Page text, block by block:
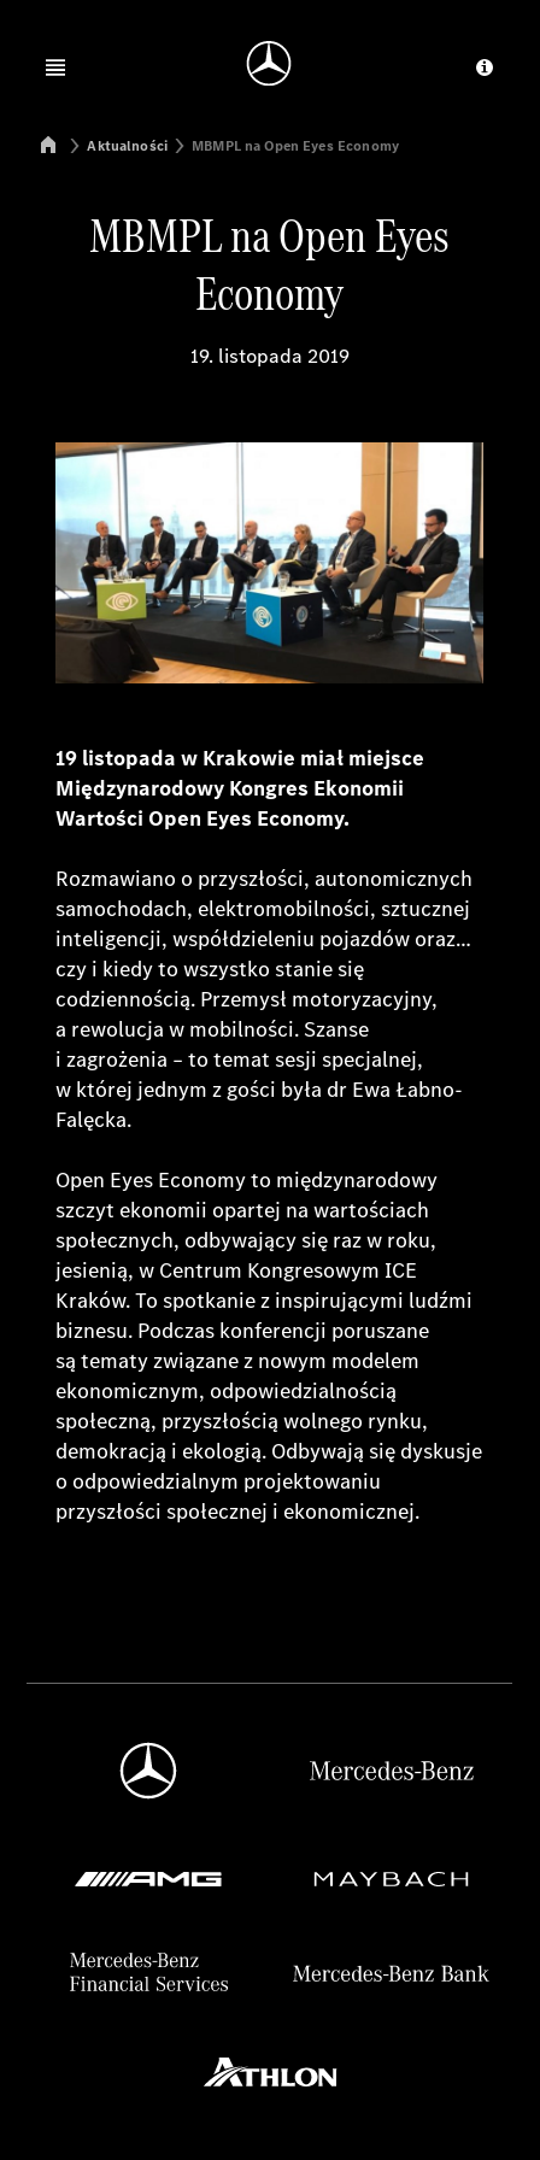
Open menu
Mercedes-Benz Manufacturing Poland
Aktualności MBMPL na Open Eyes Economy
MBMPL na Open Eyes
Economy
19. listopada 2019
19 listopada w Krakowie miał miejsce
Międzynarodowy Kongres Ekonomii
Wartości Open Eyes Economy.
Rozmawiano o przyszłości, autonomicznych
samochodach, elektromobilności, sztucznej
inteligencji, współdzieleniu pojazdów oraz…
czy i kiedy to wszystko stanie się
codziennością. Przemysł motoryzacyjny,
a rewolucja w mobilności. Szanse
i zagrożenia – to temat sesji specjalnej,
w której jednym z gości była dr Ewa Łabno-
Falęcka.
Open Eyes Economy to międzynarodowy
szczyt ekonomii opartej na wartościach
społecznych, odbywający się raz w roku,
jesienią, w Centrum Kongresowym ICE
Kraków. To spotkanie z inspirującymi ludźmi
biznesu. Podczas konferencji poruszane
są tematy związane z nowym modelem
ekonomicznym, odpowiedzialnością
społeczną, przyszłością wolnego rynku,
demokracją i ekologią. Odbywają się dyskusje
o odpowiedzialnym projektowaniu
przyszłości społecznej i ekonomicznej.